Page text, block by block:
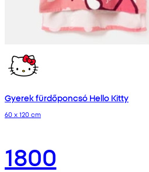
Gyerek fürdőponcsó Hello Kitty
60 x 120 cm
1800